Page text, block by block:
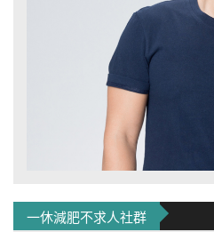
一休減肥不求人社群